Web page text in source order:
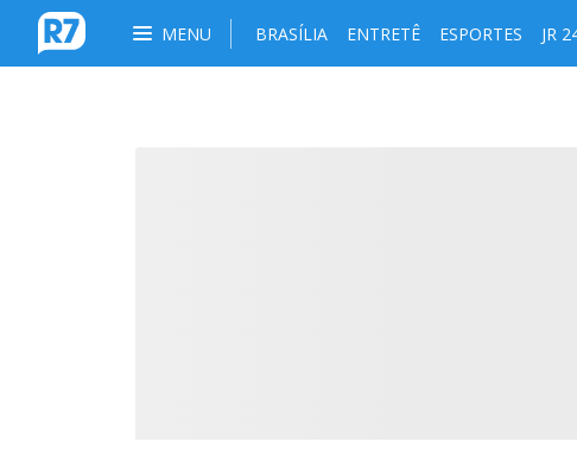
MENU BRASÍLIA ENTRETÊ ESPORTES JR